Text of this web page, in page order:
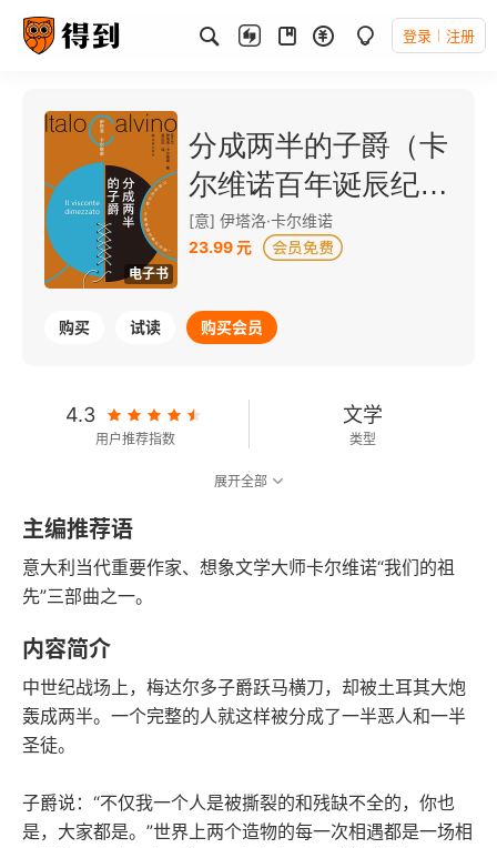
登录 注册
电子书
分成两半的子爵（卡
尔维诺百年诞辰纪念
版）
[意] 伊塔洛·卡尔维诺
23.99 元
购买 试读 购买会员
4.3
用户推荐指数
文学
类型
51千字
字数
2023-10-01
发行日期
展开全部
主编推荐语
意大利当代重要作家、想象文学大师卡尔维诺“我们的祖
先”三部曲之一。
内容简介
中世纪战场上，梅达尔多子爵跃马横刀，却被土耳其大炮
轰成两半。一个完整的人就这样被分成了一半恶人和一半
圣徒。
子爵说：“不仅我一个人是被撕裂的和残缺不全的，你也
是，大家都是。”世界上两个造物的每一次相遇都是一场相